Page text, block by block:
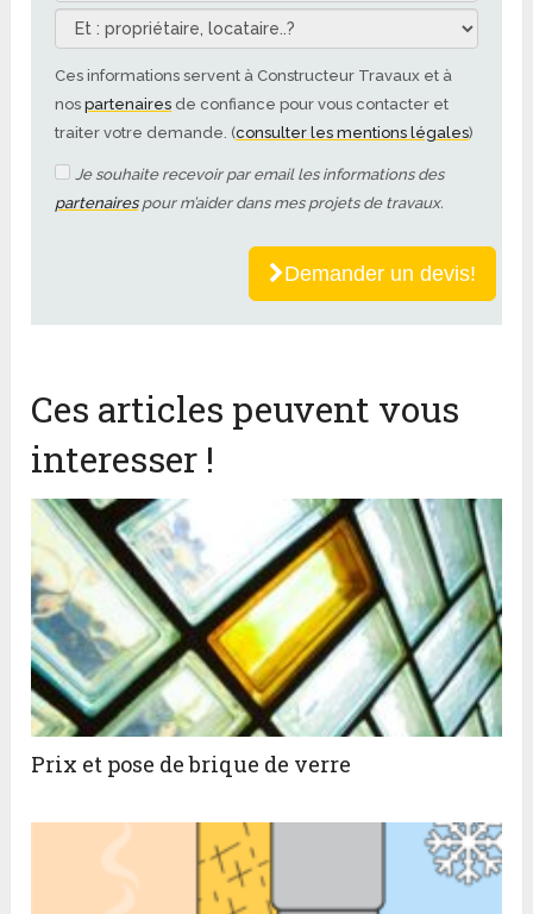
Ces informations servent à Constructeur Travaux et à
nospartenaires de confiance pour vous contacter et
traiter votre demande. (consulter les mentions légales)
Je souhaite recevoir par email les informations des
partenairespour m’aider dans mes projets de travaux.
Demander un devis!
Ces articles peuvent vous
interesser !
Prix et pose de brique de verre